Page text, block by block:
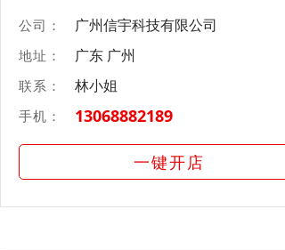
公司： 广州信宇科技有限公司
地址： 广东 广州
联系： 林小姐
手机： 13068882189
一键开店